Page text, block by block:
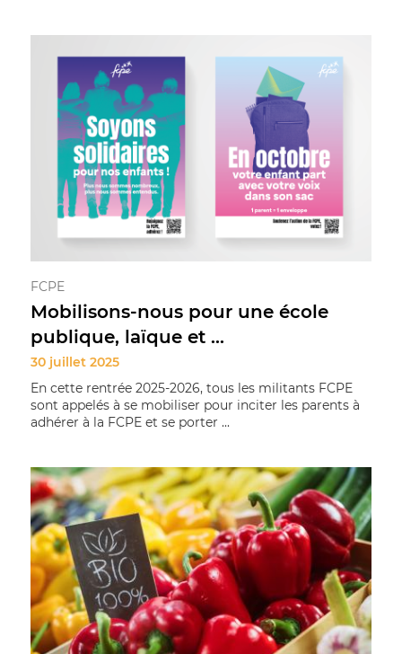
FCPE
Mobilisons-nous pour une école
publique, laïque et ...
30 juillet 2025
En cette rentrée 2025-2026, tous les militants FCPE
sont appelés à se mobiliser pour inciter les parents à
adhérer à la FCPE et se porter ...